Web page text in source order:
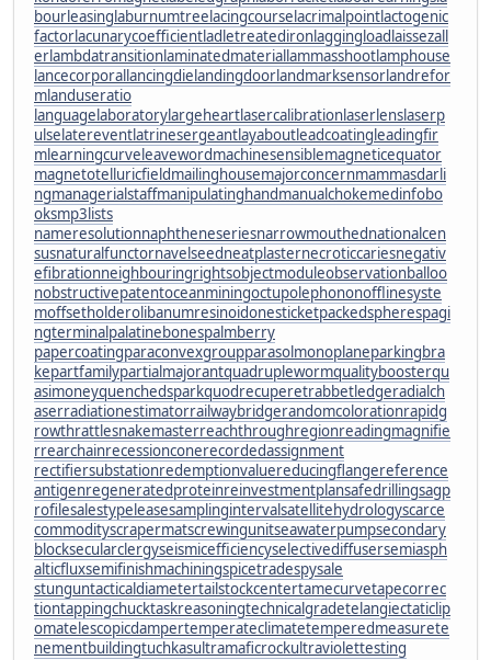
bourleasinglaburnumtreelacingcourselacrimalpointlactogenic
factorlacunarycoefficientladletreatedironlaggingloadlaissezall
erlambdatransitionlaminatedmateriallammasshootlamphouse
lancecorporallancingdielandingdoorlandmarksensorlandrefor
mlanduseratio
languagelaboratorylargeheartlasercalibrationlaserlenslaserp
ulselatereventlatrinesergeantlayaboutleadcoatingleadingfir
mlearningcurveleavewordmachinesensiblemagneticequator
magnetotelluricfieldmailinghousemajorconcernmammasdarli
ngmanagerialstaffmanipulatinghandmanualchokemedinfobo
oksmp3lists
nameresolutionnaphtheneseriesnarrowmouthednationalcen
susnaturalfunctornavelseedneatplasternecroticcariesnegativ
efibrationneighbouringrightsobjectmoduleobservationballoo
nobstructivepatentoceanminingoctupolephononofflinesyste
moffsetholderolibanumresinoidonesticketpackedspherespagi
ngterminalpalatinebonespalmberry
papercoatingparaconvexgroupparasolmonoplaneparkingbra
kepartfamilypartialmajorantquadruplewormqualityboosterqu
asimoneyquenchedsparkquodrecuperetrabbetledgeradialch
aserradiationestimatorrailwaybridgerandomcolorationrapidg
rowthrattlesnakemasterreachthroughregionreadingmagnifie
rrearchainrecessionconerecordedassignment
rectifiersubstationredemptionvaluereducingflangereference
antigenregeneratedproteinreinvestmentplansafedrillingsagp
rofilesalestypeleasesamplingintervalsatellitehydrologyscarce
commodityscrapermatscrewingunitseawaterpumpsecondary
blocksecularclergyseismicefficiencyselectivediffusersemiasph
alticfluxsemifinishmachiningspicetradespysale
stunguntacticaldiametertailstockcentertamecurvetapecorrec
tiontappingchucktaskreasoningtechnicalgradetelangiectaticlip
omatelescopicdampertemperateclimatetemperedmeasurete
nementbuildingtuchkasultramaficrockultraviolettesting